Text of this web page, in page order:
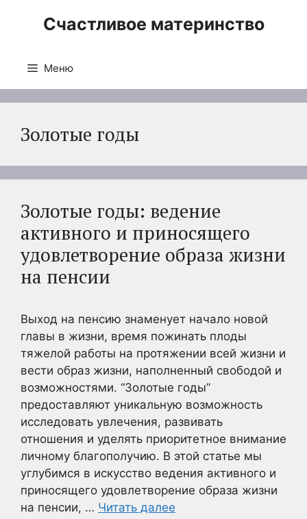
Счастливое материнство
Меню
Золотые годы
Золотые годы: ведение
активного и приносящего
удовлетворение образа жизни
на пенсии
Выход на пенсию знаменует начало новой
главы в жизни, время пожинать плоды
тяжелой работы на протяжении всей жизни и
вести образ жизни, наполненный свободой и
возможностями. “Золотые годы”
предоставляют уникальную возможность
исследовать увлечения, развивать
отношения и уделять приоритетное внимание
личному благополучию. В этой статье мы
углубимся в искусство ведения активного и
приносящего удовлетворение образа жизни
на пенсии, … Читать далее